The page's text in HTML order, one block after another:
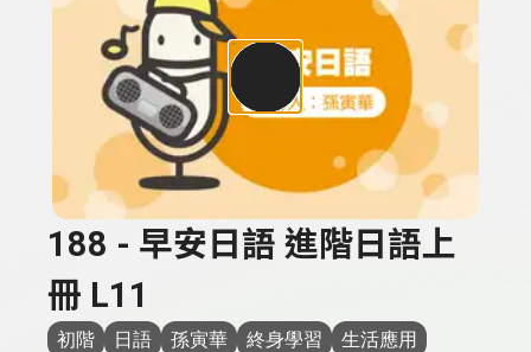
188 - 早安日語 進階日語上
冊 L11
初階 日語 孫寅華 終身學習
生活應用